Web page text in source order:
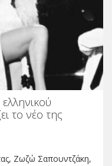
το νέο της
Ζωζώ Σαπουντζάκη,